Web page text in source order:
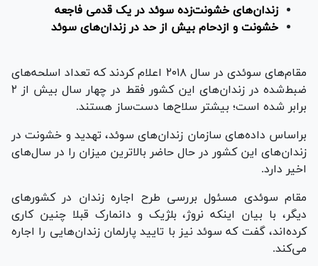
زندان‌های خشونت‌زده سوئد در یک قدمی فاجعه
خشونت و ازدحام بیش از حد در زندان‌های سوئد
مقام‌های سوئدی در سال ۲۰۱۸ اعلام کردند که تعداد اسلحه‌های
ضبط‌شده در زندان‌های این کشور فقط در چهار سال بیش از ۲
برابر شده است؛ بیشتر سلاح‌ها دست‌ساز هستند.
براساس داده‌های سازمان زندان‌های سوئد، تهدید و خشونت در
زندان‌های این کشور در حال حاضر بالاترین میزان را در سال‌های
اخیر دارد.
مقام سوئدی مسئول بررسی طرح اجاره زندان در کشور‌های
دیگر، با بیان اینکه نروژ، بلژیک و دانمارک قبلا چنین کاری
کرده‌اند، گفت که سوئد نیز با تایید پارلمان زندان‌هایی را اجاره
می‌کند.